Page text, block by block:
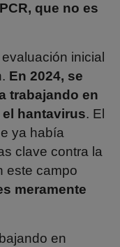
que no es
inicial
En 2024, se
trabajando en
hantavirus. El
ya había
clave contra la
este campo
meramente
en